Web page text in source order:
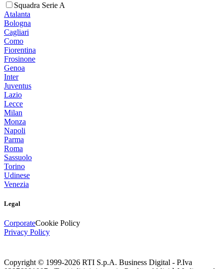
Squadra Serie A
Atalanta
Bologna
Cagliari
Como
Fiorentina
Frosinone
Genoa
Inter
Juventus
Lazio
Lecce
Milan
Monza
Napoli
Parma
Roma
Sassuolo
Torino
Udinese
Venezia
Legal
CorporateCookie Policy
Privacy Policy
Copyright © 1999-2026 RTI S.p.A. Business Digital - P.Iva